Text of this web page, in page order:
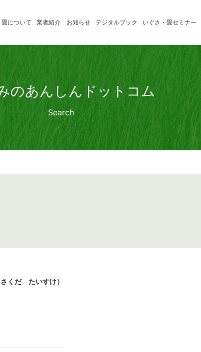
畳について 業者紹介
いぐさ製
熊本県産
畳表応援
店
お知らせ デジタルブック
たたみの学習
いぐさ・畳セミナー
消費者のみなさま
のあんしんドットコム
Search
さくだ たいすけ）